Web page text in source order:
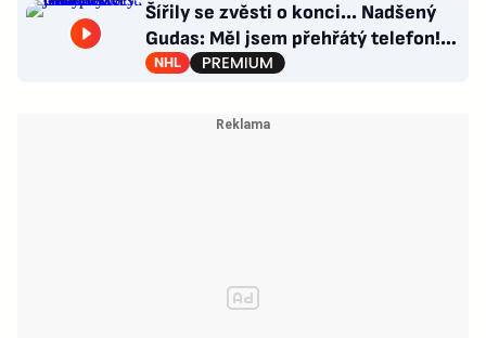
Šířily se zvěsti o konci... Nadšený
Gudas: Měl jsem přehřátý telefon!
Co návrat do Česka?
NHL